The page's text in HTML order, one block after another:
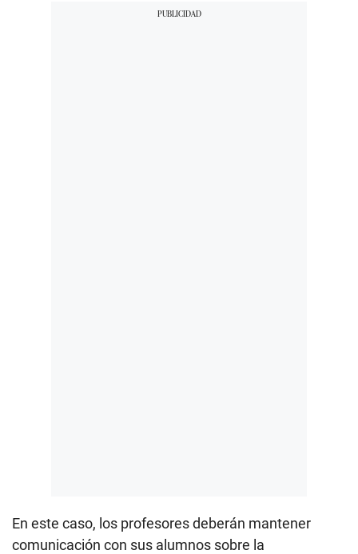
En este caso, los profesores deberán mantener
comunicación con sus alumnos sobre la